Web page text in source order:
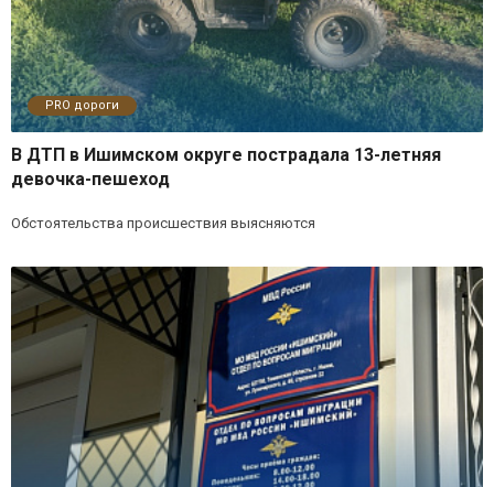
PRO дороги
В ДТП в Ишимском округе пострадала 13-летняя
девочка-пешеход
Обстоятельства происшествия выясняются